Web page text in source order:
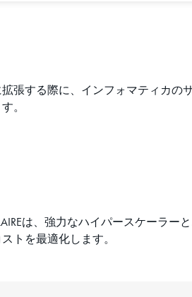
張する際に、インフォマティカの
。
は、強力なハイパースケーラー
トを最適化します。